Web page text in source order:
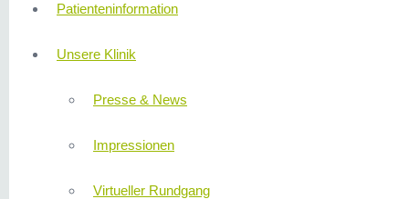
Patienteninformation
Unsere Klinik
Presse & News
Impressionen
Virtueller Rundgang